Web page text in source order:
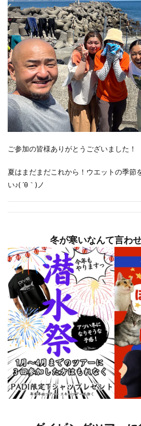
ご参加の皆様ありがとうございました！
夏はまだまだこれから！ウエットの季節
い♪( ´θ｀)ノ
冬が寒いなんて言わ